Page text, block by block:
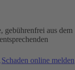
gebührenfrei aus dem
Schaden online melden